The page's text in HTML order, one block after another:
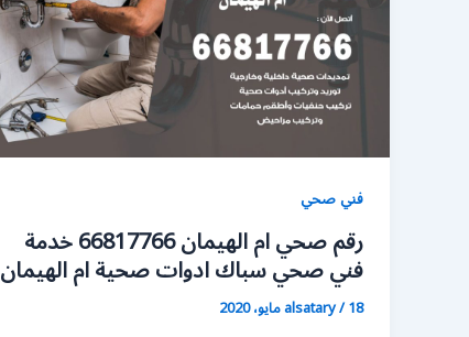
فني صحي
رقم صحي ام الهيمان 66817766 خدمة
فني صحي سباك ادوات صحية ام الهيمان
alsatary/18 مايو، 2020